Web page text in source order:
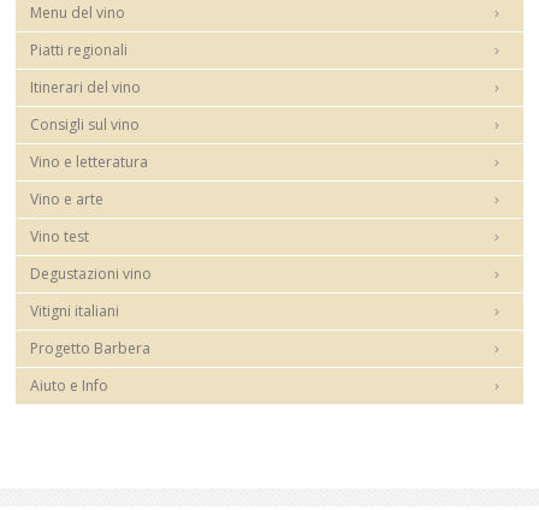
Menu del vino
Piatti regionali
Itinerari del vino
Consigli sul vino
Vino e letteratura
Vino e arte
Vino test
Degustazioni vino
Vitigni italiani
Progetto Barbera
Aiuto e Info